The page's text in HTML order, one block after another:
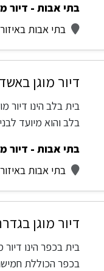
בתי אבות - דיור
בתי אבות
דיור מוגן
בית בלב הינו דיור
בלב והוא מיועד
בתי אבות - דיור
בתי אבות
דיור מוגן
בית בכפר הינו
בכפר הכוללת